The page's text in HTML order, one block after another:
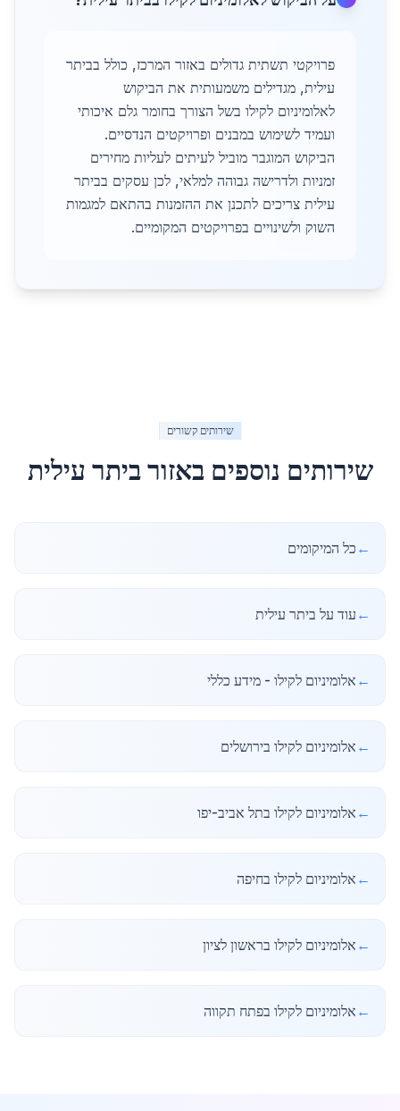
פרויקטי תשתית גדולים באזור המרכז, כולל בביתר
עילית, מגדילים משמעותית את הביקוש
לאלומיניום לקילו בשל הצורך בחומר גלם איכותי
ועמיד לשימוש במבנים ופרויקטים הנדסיים.
הביקוש המוגבר מוביל לעיתים לעליות מחירים
זמניות ולדרישה גבוהה למלאי, לכן עסקים בביתר
עילית צריכים לתכנן את ההזמנות בהתאם למגמות
השוק ולשינויים בפרויקטים המקומיים.
שירותים קשורים
שירותים נוספים באזורביתר עילית
← כל המיקומים
← עוד על ביתר עילית
← אלומיניום לקילו - מידע כללי
← אלומיניום לקילו בירושלים
← אלומיניום לקילו בתל אביב-יפו
← אלומיניום לקילו בחיפה
← אלומיניום לקילו בראשון לציון
← אלומיניום לקילו בפתח תקווה